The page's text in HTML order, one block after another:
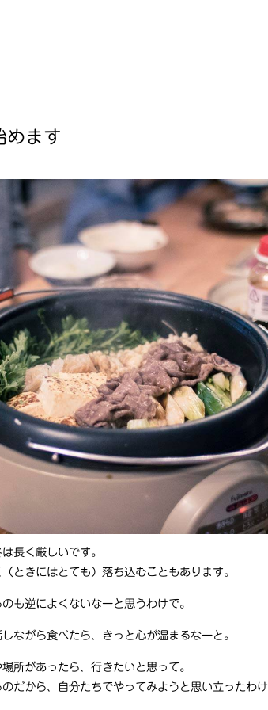
めます
長く厳しいです。
ときにはとても）落ち込むこともあります。
も逆によくないなーと思うわけで。
ながら食べたら、きっと心が温まるなーと。
所があったら、行きたいと思って。
だから、自分たちでやってみようと思い立ったわ